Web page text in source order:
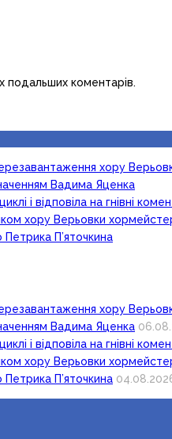
подальших коментарів.
хору
Вадима Яценка
і відповіла на гнівні
хору Верьовки
П’яточкина
хору
Вадима Яценка
і відповіла на гнівні
хору Верьовки
П’яточкина